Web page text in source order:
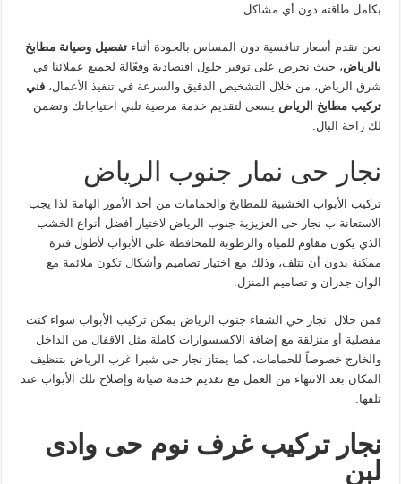
بكامل طاقته دون أي مشاكل.
نحن نقدم أسعار تنافسية دون المساس بالجودة أثناءتفصيل وصيانة مطابخ
بالرياض، حيث نحرص على توفير حلول اقتصادية وفعّالة لجميع عملائنا في
شرق الرياض، من خلال التشخيص الدقيق والسرعة في تنفيذ الأعمال،فني
تركيب مطابخ الرياض يسعى لتقديم خدمة مرضية تلبي احتياجاتك وتضمن
لك راحة البال.
نجار حى نمار جنوب الرياض
تركيب الأبواب الخشبية للمطابخ والحمامات من أحد الأمور الهامة لذا يجب
الاستعانة ب نجار حى العزيزية جنوب الرياض لاختيار أفضل أنواع الخشب
الذي يكون مقاوم للمياه والرطوبة للمحافظة على الأبواب لأطول فترة
ممكنة بدون أن تتلف، وذلك مع اختيار تصاميم وأشكال تكون ملائمة مع
الوان جدران و تصاميم المنزل.
فمن خلال نجار حي الشفاء جنوب الرياض يمكن تركيب الأبواب سواء كنت
مفصلية أو منزلقة مع إضافة الاكسسوارات كاملة مثل الاقفال من الداخل
والخارج خصوصاً للحمامات، كما يمتاز نجار حى شبرا غرب الرياض بتنظيف
المكان بعد الانتهاء من العمل مع تقديم خدمة صيانة وإصلاح تلك الأبواب عند
تلفها.
نجار تركيب غرف نوم حى وادى
لبن